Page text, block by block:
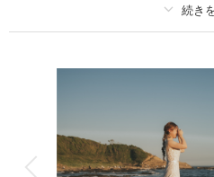
このプランで撮影可能な撮影レポー
アルバム データ 100
衣装追加 会食